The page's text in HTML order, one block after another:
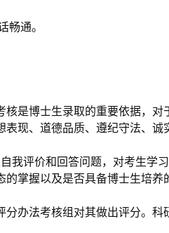
畅通。
核是博士生录取的重要依据，对
表现、道德品质、遵纪守法、诚
我评价和回答问题，对考生学习
掌握以及是否具备博士生培养
分办法考核组对其做出评分。科